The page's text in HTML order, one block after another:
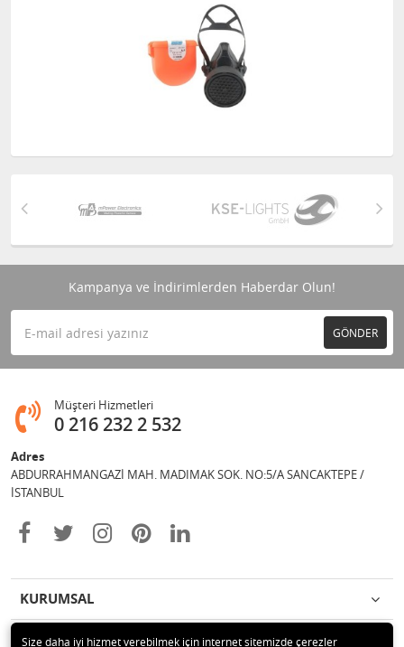
Kampanya ve İndirimlerden Haberdar Olun!
GÖNDER
Müşteri Hizmetleri
0 216 232 2 532
Adres
ABDURRAHMANGAZİ MAH. MADIMAK SOK. NO:5/A SANCAKTEPE /
İSTANBUL
KURUMSAL
İLETİŞİM
Size daha iyi hizmet verebilmek için internet sitemizde çerezler